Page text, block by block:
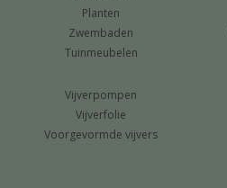
Planten
Zwembaden
Tuinmeubelen
Vijverpompen
Vijverfolie
Voorgevormde vijvers